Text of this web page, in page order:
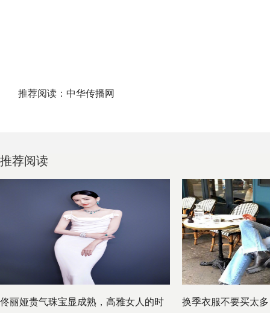
推荐阅读： 中华传播网
推荐阅读
佟丽娅贵气珠宝显成熟，高雅女人的时
换季衣服不要买太